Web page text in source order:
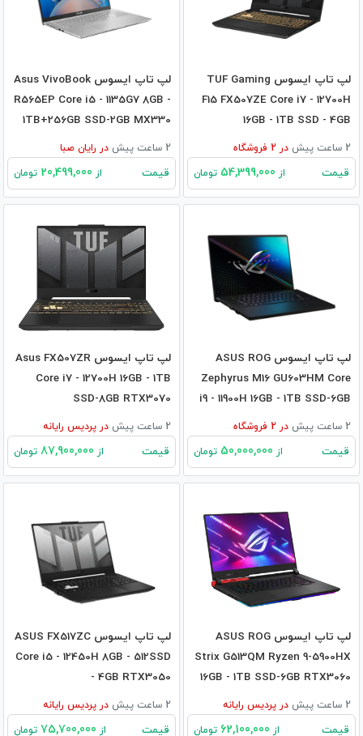
لپ تاپ ایسوس TUF Gaming
F15 FX507ZE Core i7 - 12700H
16GB - 1TB SSD - 4GB
RTX3050TI2 ساعت پیش در فروشگاه
قیمت از تومان
لپ تاپ ایسوس Asus VivoBook
R565EP Core i5 - 1135G7 8GB -
1TB+256GB SSD-2GB MX330
2 ساعت پیش در رایان صبا
قیمت از تومان
لپ تاپ ایسوس ASUS ROG
Zephyrus M16 GU603HM Core
i9 - 11900H 16GB - 1TB SSD-6GB
RTX30602 ساعت پیش در فروشگاه
قیمت از تومان
لپ تاپ ایسوس Asus FX507ZR
Core i7 - 12700H 16GB - 1TB
SSD-8GB RTX3070
2 ساعت پیش در پردیس رایانه
قیمت از تومان
لپ تاپ ایسوس ASUS ROG
Strix G513QM Ryzen 9-5900HX
16GB - 1TB SSD-6GB RTX3060
2 ساعت پیش در پردیس رایانه
قیمت از تومان
لپ تاپ ایسوس ASUS FX517ZC
Core i5 - 12450H 8GB - 512SSD
- 4GB RTX3050
2 ساعت پیش در پردیس رایانه
قیمت از تومان